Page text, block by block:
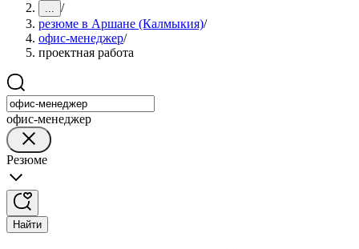
... /
резюме в Аршане (Калмыкия)/
офис-менеджер/
проектная работа
офис-менеджер
Резюме
Найти